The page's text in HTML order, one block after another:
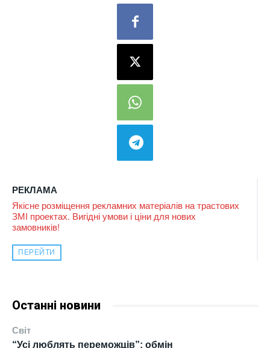
РЕКЛАМА
Якісне розміщення рекламних матеріалів на трастових
ЗМІ проектах. Вигідні умови і ціни для нових
замовників!
ПЕРЕЙТИ
Останні новини
Світ
“Усі люблять переможців”: обмін